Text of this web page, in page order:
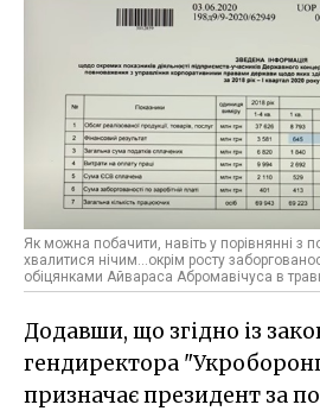
Як можна побачити, навіть у порівнянні з
хвалитися нічим...окрім росту
обіцянками Айвараса Абромавічуса в
Додавши, що згідно із
гендиректора
призначає президент за